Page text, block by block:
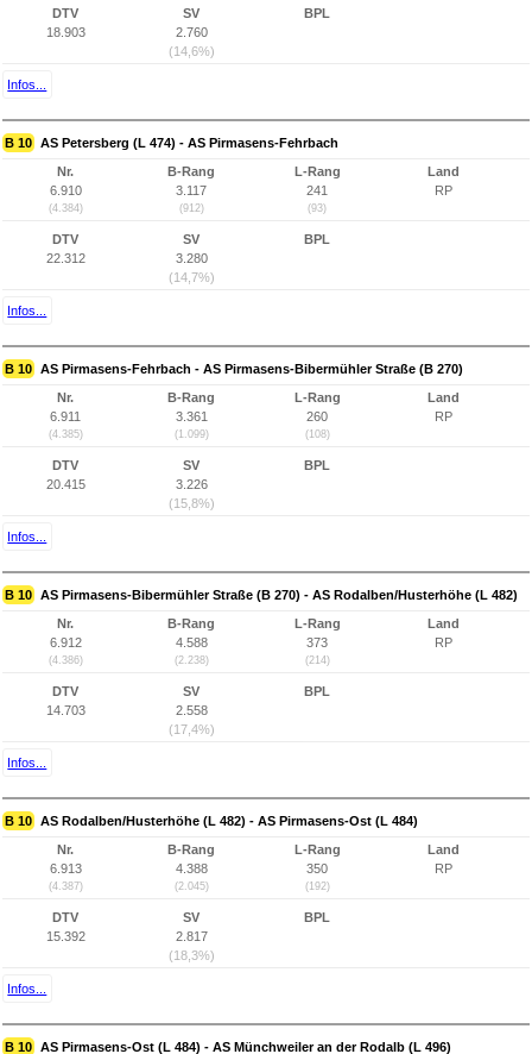
DTV
18.903
SV
2.760
(14,6%)
BPL
Infos...
B 10 AS Petersberg (L 474) - AS Pirmasens-Fehrbach
Nr.
6.910
(4.384)
B-Rang
3.117
(912)
L-Rang
241
(93)
Land
RP
DTV
22.312
SV
3.280
(14,7%)
BPL
Infos...
B 10 AS Pirmasens-Fehrbach - AS Pirmasens-Bibermühler Straße (B 270)
Nr.
6.911
(4.385)
B-Rang
3.361
(1.099)
L-Rang
260
(108)
Land
RP
DTV
20.415
SV
3.226
(15,8%)
BPL
Infos...
B 10 AS Pirmasens-Bibermühler Straße (B 270) - AS Rodalben/Husterhöhe (L 482)
Nr.
6.912
(4.386)
B-Rang
4.588
(2.238)
L-Rang
373
(214)
Land
RP
DTV
14.703
SV
2.558
(17,4%)
BPL
Infos...
B 10 AS Rodalben/Husterhöhe (L 482) - AS Pirmasens-Ost (L 484)
Nr.
6.913
(4.387)
B-Rang
4.388
(2.045)
L-Rang
350
(192)
Land
RP
DTV
15.392
SV
2.817
(18,3%)
BPL
Infos...
B 10 AS Pirmasens-Ost (L 484) - AS Münchweiler an der Rodalb (L 496)